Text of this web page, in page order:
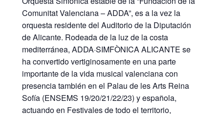
Comunitat Valenciana – ADDA”, es a la vez la
orquesta residente del Auditorio de la Diputación
de Alicante. Rodeada de la luz de la costa
mediterránea, ADDA·SIMFÒNICA ALICANTE se
ha convertido vertiginosamente en una parte
importante de la vida musical valenciana con
presencia también en el Palau de les Arts Reina
Sofía (ENSEMS 19/20/21/22/23) y española,
actuando en Festivales de todo el territorio,